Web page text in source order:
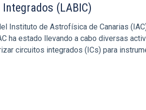
(LABIC)
Instituto de Astrofísica de Canarias
ha estado llevando a cabo diversas
circuitos integrados (ICs) para